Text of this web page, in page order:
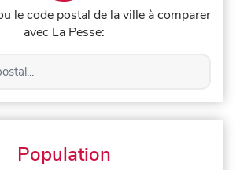
le code postal de la ville à comparer
avec La Pesse:
Population